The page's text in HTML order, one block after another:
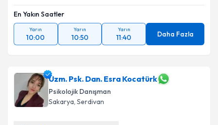
En Yakın Saatler
Yarın
10:00
Yarın
10:50
Yarın
11:40 Daha Fazla
Uzm. Psk. Dan. Esra Kocatürk
Psikolojik Danışman
Sakarya, Serdivan